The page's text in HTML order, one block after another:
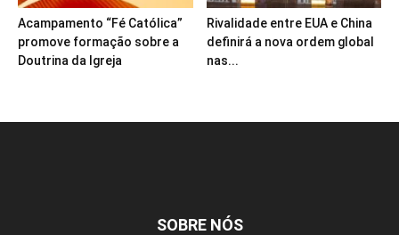
Acampamento “Fé Católica”
promove formação sobre a
Doutrina da Igreja
Rivalidade entre EUA e China
definirá a nova ordem global
nas...
SOBRE NÓS